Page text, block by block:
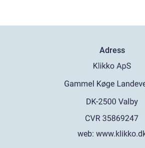
Adress
web: